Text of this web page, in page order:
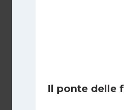
Il ponte delle